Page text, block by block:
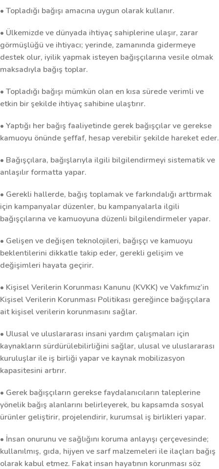
• Topladığı bağışı amacına uygun olarak kullanır.
• Ülkemizde ve dünyada ihtiyaç sahiplerine ulaşır, zarar
görmüşlüğü ve ihtiyacı; yerinde, zamanında gidermeye
destek olur, iyilik yapmak isteyen bağışçılarına vesile olmak
maksadıyla bağış toplar.
• Topladığı bağışı mümkün olan en kısa sürede verimli ve
etkin bir şekilde ihtiyaç sahibine ulaştırır.
• Yaptığı her bağış faaliyetinde gerek bağışçılar ve gerekse
kamuoyu önünde şeffaf, hesap verebilir şekilde hareket eder.
• Bağışçılara, bağışlarıyla ilgili bilgilendirmeyi sistematik ve
anlaşılır formatta yapar.
• Gerekli hallerde, bağış toplamak ve farkındalığı arttırmak
için kampanyalar düzenler, bu kampanyalarla ilgili
bağışçılarına ve kamuoyuna düzenli bilgilendirmeler yapar.
• Gelişen ve değişen teknolojileri, bağışçı ve kamuoyu
beklentilerini dikkatle takip eder, gerekli gelişim ve
değişimleri hayata geçirir.
• Kişisel Verilerin Korunması Kanunu (KVKK) ve Vakfımız’in
Kişisel Verilerin Korunması Politikası gereğince bağışçılara
ait kişisel verilerin korunmasını sağlar.
• Ulusal ve uluslararası insani yardım çalışmaları için
kaynakların sürdürülebilirliğini sağlar, ulusal ve uluslararası
kuruluşlar ile iş birliği yapar ve kaynak mobilizasyon
kapasitesini artırır.
• Gerek bağışçıların gerekse faydalanıcıların taleplerine
yönelik bağış alanlarını belirleyerek, bu kapsamda sosyal
ürünler geliştirir, projelendirir, kurumsal iş birlikleri yapar.
• İnsan onurunu ve sağlığını koruma anlayışı çerçevesinde;
kullanılmış, gıda, hijyen ve sarf malzemeleri ile ilaçları bağış
olarak kabul etmez. Fakat insan hayatının korunması söz